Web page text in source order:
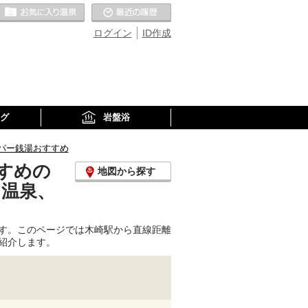
ID作成
ログイン
お気に入りの温泉
岩盤浴
ー銭湯おすすめ
めの
泉、
地図から探す
。このページでは木崎駅から直線距離
します。